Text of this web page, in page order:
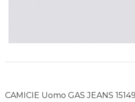
CAMICIE Uomo GAS JEANS